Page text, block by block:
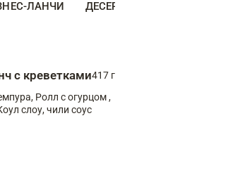
ЛАНЧИ ДЕСЕРТЫ
с креветками417 г
Ролл с огурцом ,
слоу, чили соус